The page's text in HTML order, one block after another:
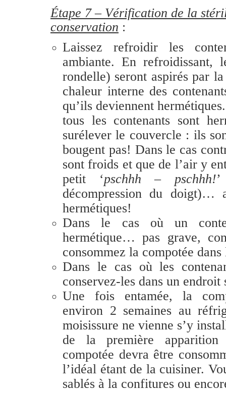
Étape 7 – Vérification de la
conservation :
Laissez refroidir les
ambiante. En refroidissant,
rondelle) seront aspirés par
chaleur interne des
qu’ils deviennent
tous les contenants sont
surélever le couvercle : ils
bougent pas! Dans le cas
sont froids et que de l’air y
petit ‘pschhh – pschhh!
décompression du doigt)…
hermétiques!
Dans le cas où un
hermétique… pas grave,
consommez la compotée
Dans le cas où les
conservez-les dans un endroit
Une fois entamée, la
environ 2 semaines au
moisissure ne vienne s’y
de la première apparition
compotée devra être
l’idéal étant de la cuisiner.
sablés à la confitures ou